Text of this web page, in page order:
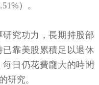
）。
究功力，長期持股部
靠美股累積足以退休
日仍花費龐大的時間
研究。